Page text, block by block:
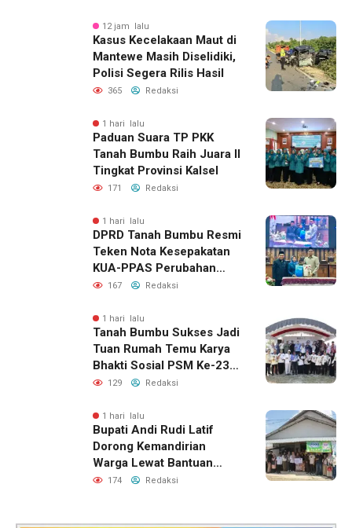
12 jam lalu
Kasus Kecelakaan Maut di
Mantewe Masih Diselidiki,
Polisi Segera Rilis Hasil
365 Redaksi
1 hari lalu
Paduan Suara TP PKK
Tanah Bumbu Raih Juara II
Tingkat Provinsi Kalsel
171 Redaksi
1 hari lalu
DPRD Tanah Bumbu Resmi
Teken Nota Kesepakatan
KUA-PPAS Perubahan
APBD 2026
167 Redaksi
1 hari lalu
Tanah Bumbu Sukses Jadi
Tuan Rumah Temu Karya
Bhakti Sosial PSM Ke-23
Kalimantan Selatan
129 Redaksi
1 hari lalu
Bupati Andi Rudi Latif
Dorong Kemandirian
Warga Lewat Bantuan
Usaha Ekonomi Produktif
174 Redaksi